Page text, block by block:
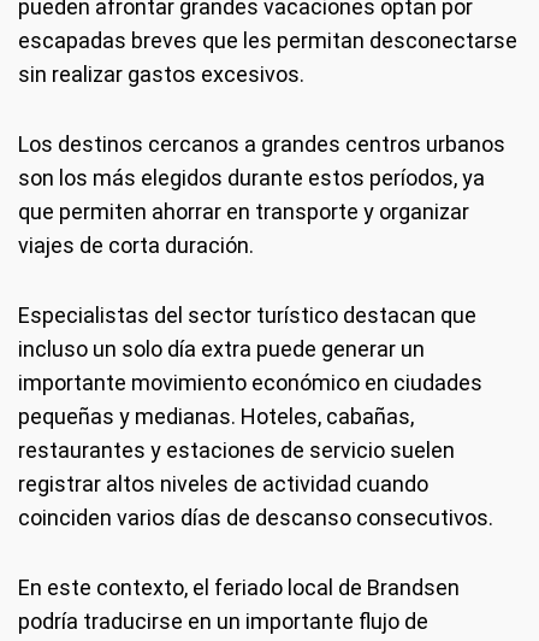
pueden afrontar grandes vacaciones optan por
escapadas breves que les permitan desconectarse
sin realizar gastos excesivos.
Los destinos cercanos a grandes centros urbanos
son los más elegidos durante estos períodos, ya
que permiten ahorrar en transporte y organizar
viajes de corta duración.
Especialistas del sector turístico destacan que
incluso un solo día extra puede generar un
importante movimiento económico en ciudades
pequeñas y medianas. Hoteles, cabañas,
restaurantes y estaciones de servicio suelen
registrar altos niveles de actividad cuando
coinciden varios días de descanso consecutivos.
En este contexto, el feriado local de Brandsen
podría traducirse en un importante flujo de